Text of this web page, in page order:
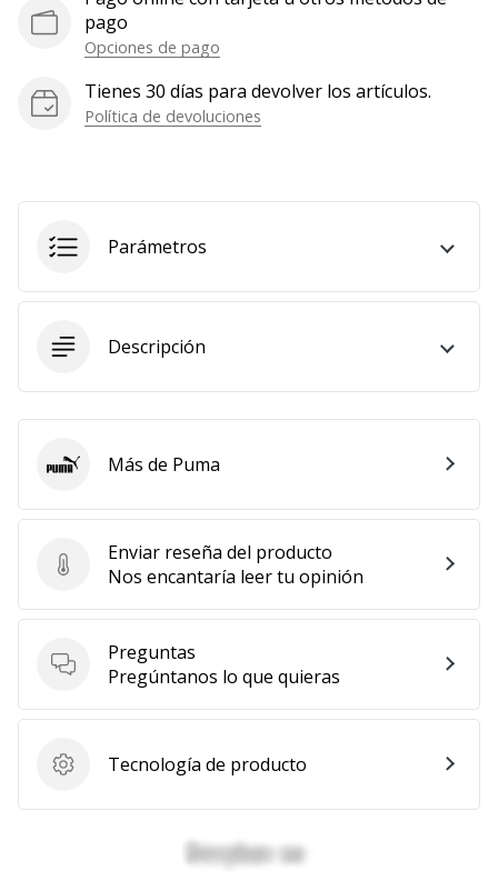
los
artículos
pago
Opciones de pago
Tienes 30 días para devolver los artículos.
Política de devoluciones
Parámetros
Descripción
Enviar reseña del producto
Enviar reseña del producto
Nos encantaría leer tu opinión
Preguntas
Preguntas
Pregúntanos lo que quieras
Tecnología de producto
Tecnología de producto
PumaMás de Puma